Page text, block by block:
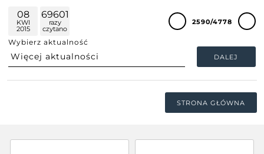
08
KWI
2015
69601
razy
czytano
Wybierz aktualność
DALEJ
2590/4778
STRONA GŁÓWNA